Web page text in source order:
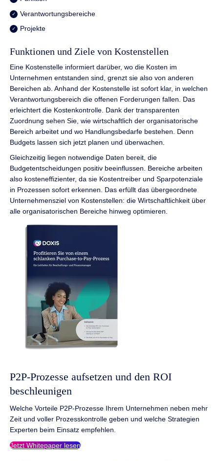
Verantwortungsbereiche
Projekte
Funktionen und Ziele von Kostenstellen
Eine Kostenstelle informiert darüber, wo die Kosten im
Unternehmen entstanden sind, grenzt sie also von anderen
Bereichen ab. Anhand der Kostenstelle ist sofort klar, in welchen
Verantwortungsbereich die offenen Forderungen fallen. Das
erleichtert die Kostenkontrolle. Dank der transparenten
Zuordnung sehen Sie, wie wirtschaftlich der organisatorische
Bereich arbeitet und wo Handlungsbedarfe bestehen. Denn
Budgets lassen sich jetzt planen und überwachen.
Gleichzeitig liegen notwendige Daten bereit, die
Budgetentscheidungen positiv beeinflussen. Bereiche arbeiten
also kosteneffizienter, da sie Kostentreiber und Sparpotenziale
in Prozessen sofort erkennen. Das erfüllt das übergeordnete
Unternehmensziel von Kostenstellen: die Wirtschaftlichkeit über
alle organisatorischen Bereiche hinweg optimieren.
P2P-Prozesse aufsetzen und den ROI
beschleunigen
Welche Vorteile P2P-Prozesse Ihrem Unternehmen neben mehr
Zeit und voller Prozesskontrolle geben und welche Strategien
Experten beim Einsatz empfehlen.
Jetzt Whitepaper lesen